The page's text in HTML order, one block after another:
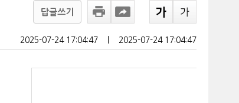
답글쓰기
2025-07-24 17:04:47 2025-07-24 17:04:47